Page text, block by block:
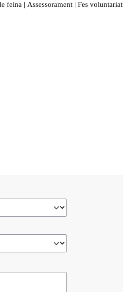
feina | Assessorament | Fes voluntariat